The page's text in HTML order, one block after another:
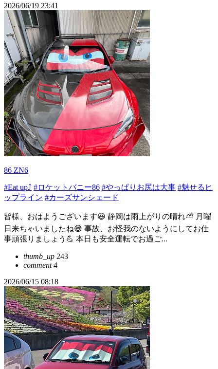
2026/06/19 23:41
86 ZN6
#Eat up⤴ #ロケットバニー86 #やっぱりお尻は大事 #魅せるヒ
ップライン #カーズサンシェード
皆様、おはようございます😃 静岡は雨上がりの晴れ⛅️ 月曜
日来ちゃいましたね😅 事故、お怪我のないようにしてお仕
事頑張りましょう💪 本日も安全運転でお過ご...
thumb_up 243
comment4
2026/06/15 08:18